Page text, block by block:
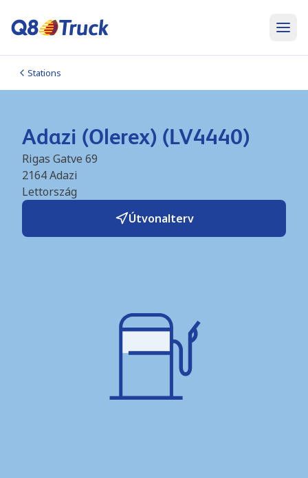
Stations
Adazi (Olerex) (LV4440)
Rigas Gatve 69
2164Adazi
Lettország
Útvonalterv